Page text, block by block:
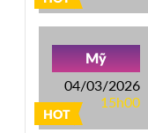
HOT
Mỹ
04/03/2026
15h00